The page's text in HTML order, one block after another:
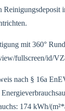
mit 360°
fullscreen/id/
nach § 16a
174 kWh/